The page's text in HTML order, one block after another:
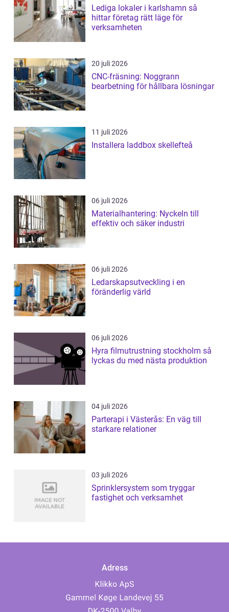
Lediga lokaler i karlshamn så
hittar företag rätt läge för
verksamheten
20 juli 2026
CNC-fräsning: Noggrann
bearbetning för hållbara lösningar
11 juli 2026
Installera laddbox skellefteå
06 juli 2026
Materialhantering: Nyckeln till
effektiv och säker industri
06 juli 2026
Ledarskapsutveckling i en
föränderlig värld
06 juli 2026
Hyra filmutrustning stockholm så
lyckas du med nästa produktion
04 juli 2026
Parterapi i Västerås: En väg till
starkare relationer
03 juli 2026
Sprinklersystem som tryggar
fastighet och verksamhet
Adress